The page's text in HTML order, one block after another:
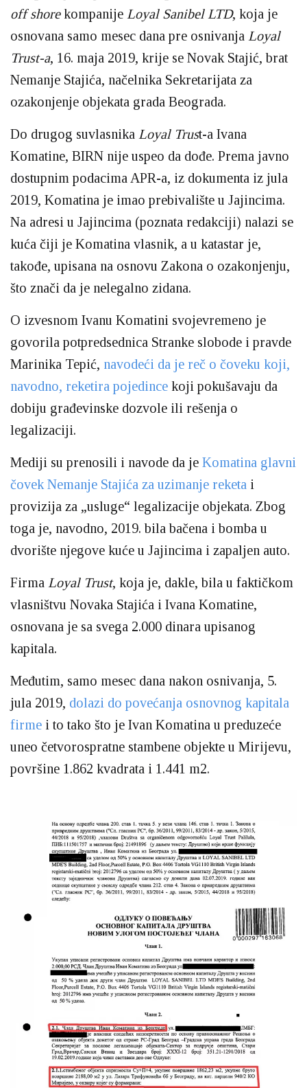
off shorekompanije Loyal Sanibel LTD, koja je
osnovana samo mesec dana pre osnivanja Loyal
Trust-a, 16. maja 2019, krije se Novak Stajić, brat
Nemanje Stajića, načelnika Sekretarijata za
ozakonjenje objekata grada Beograda.
Do drugog suvlasnika Loyal Trust-a Ivana
Komatine, BIRN nije uspeo da dođe. Prema javno
dostupnim podacima APR-a, iz dokumenta iz jula
2019, Komatina je imao prebivalište u Jajincima.
Na adresi u Jajincima (poznata redakciji) nalazi se
kuća čiji je Komatina vlasnik, a u katastar je,
takođe, upisana na osnovu Zakona o ozakonjenju,
što znači da je nelegalno zidana.
O izvesnom Ivanu Komatini svojevremeno je
govorila potpredsednica Stranke slobode i pravde
Marinika Tepić, navodeći da je reč o čoveku koji,
navodno, reketira pojedince koji pokušavaju da
dobiju građevinske dozvole ili rešenja o
legalizaciji.
Mediji su prenosili i navode da je Komatina glavni
čovek Nemanje Stajića za uzimanje reketa i
provizija za „usluge“ legalizacije objekata. Zbog
toga je, navodno, 2019. bila bačena i bomba u
dvorište njegove kuće u Jajincima i zapaljen auto.
Firma Loyal Trust, koja je, dakle, bila u faktičkom
vlasništvu Novaka Stajića i Ivana Komatine,
osnovana je sa svega 2.000 dinara upisanog
kapitala.
Međutim, samo mesec dana nakon osnivanja, 5.
jula 2019, dolazi do povećanja osnovnog kapitala
firme i to tako što je Ivan Komatina u preduzeće
uneo četvorospratne stambene objekte u Mirijevu,
površine 1.862 kvadrata i 1.441 m2.